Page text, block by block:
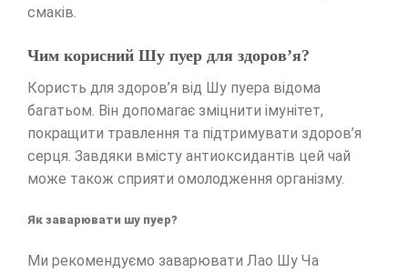
смаків.
Чим корисний Шу пуер для здоров’я?
Користь для здоров’я від Шу пуера відома
багатьом. Він допомагає зміцнити імунітет,
покращити травлення та підтримувати здоров’я
серця. Завдяки вмісту антиоксидантів цей чай
може також сприяти омолодження організму.
Як заварювати шу пуер?
Ми рекомендуємо заварювати Лао Шу Ча